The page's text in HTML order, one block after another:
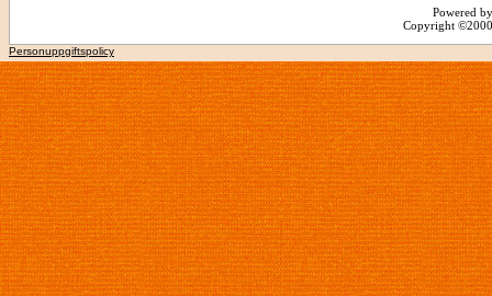
Powered
Copyright
Personuppgiftspolicy